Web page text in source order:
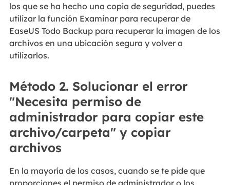
los que se ha hecho una copia de seguridad, puedes
utilizar la función Examinar para recuperar de
EaseUS Todo Backup para recuperar la imagen de los
archivos en una ubicación segura y volver a
utilizarlos.
Método 2. Solucionar el error
"Necesita permiso de
administrador para copiar este
archivo/carpeta" y copiar
archivos
En la mayoría de los casos, cuando se te pide que
proporciones el permiso de administrador o los